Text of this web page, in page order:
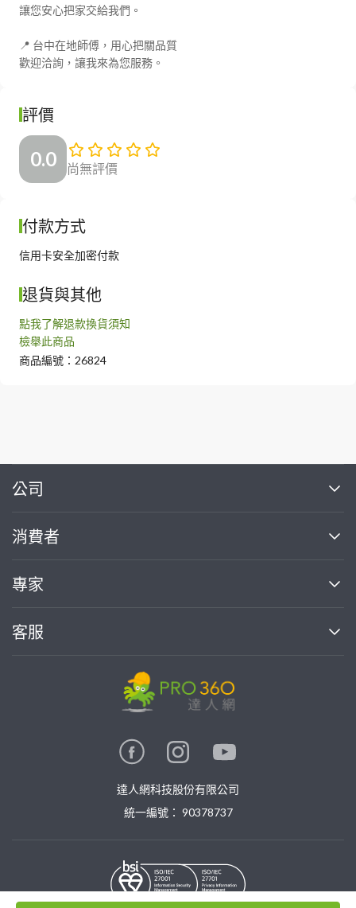
讓您安心把家交給我們。
📍 台中在地師傅，用心把關品質
歡迎洽詢，讓我來為您服務。
評價
0.0 尚無評價
付款方式
信用卡安全加密付款
退貨與其他
點我了解退款換貨須知
檢舉此商品
商品編號：26824
公司
關於我們
部落格
加入我們
消費者
買服務
熱門服務
專家
找案件
客服
達人網科技股份有限公司
統一編號： 90378737
繼續完成